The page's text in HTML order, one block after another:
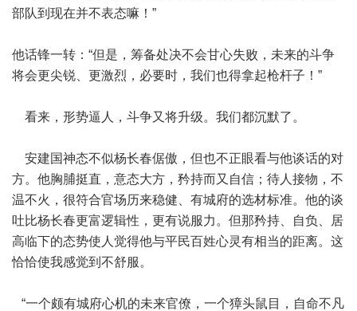
部队到现在并不表态嘛！”
他话锋一转：“但是，筹备处决不会甘心失败，未来的斗争
将会更尖锐、更激烈，必要时，我们也得拿起枪杆子！”
看来，形势逼人，斗争又将升级。我们都沉默了。
安建国神态不似杨长春倨傲，但也不正眼看与他谈话的对
方。他胸脯挺直，意态大方，矜持而又自信；待人接物，不
温不火，很符合官场历来稳健、有城府的选材标准。他的谈
吐比杨长春更富逻辑性，更有说服力。但那矜持、自负、居
高临下的态势使人觉得他与平民百姓心灵有相当的距离。这
恰恰使我感觉到不舒服。
“一个颇有城府心机的未来官僚，一个獐头鼠目，自命不凡